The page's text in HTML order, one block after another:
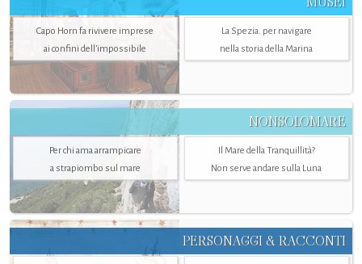
Capo Horn fa rivivere imprese
ai confini dell’impossibile
La Spezia. per navigare
nella storia della Marina
NONSOLOMARE
Per chi ama arrampicare
a strapiombo sul mare
Il Mare della Tranquillità?
Non serve andare sulla Luna
PERSONAGGI & RACCONTI